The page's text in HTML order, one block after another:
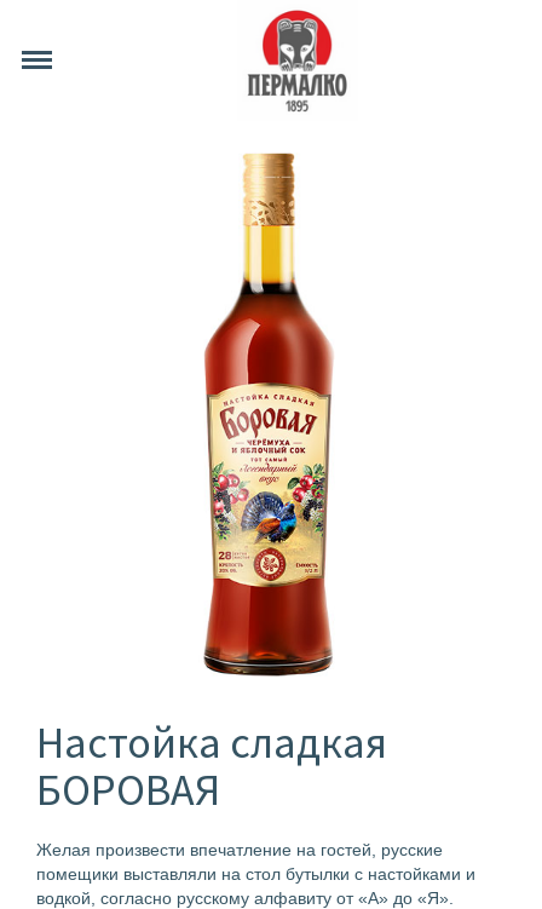
Настойка сладкая
БОРОВАЯ
Желая произвести впечатление на гостей, русские
помещики выставляли на стол бутылки с настойками и
водкой, согласно русскому алфавиту от «А» до «Я».